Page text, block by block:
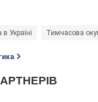
в Україні Тимчасова